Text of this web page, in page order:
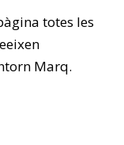
totes les
Marq.